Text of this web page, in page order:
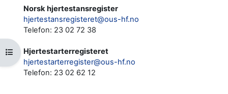
Åpne kursindeks
Norsk hjertestansregister
hjertestansregisteret@ous-hf.no
Telefon: 23 02 72 38
Hjertestarterregisteret
hjertestarterregister@ous-hf.no
Telefon: 23 02 62 12‬‬